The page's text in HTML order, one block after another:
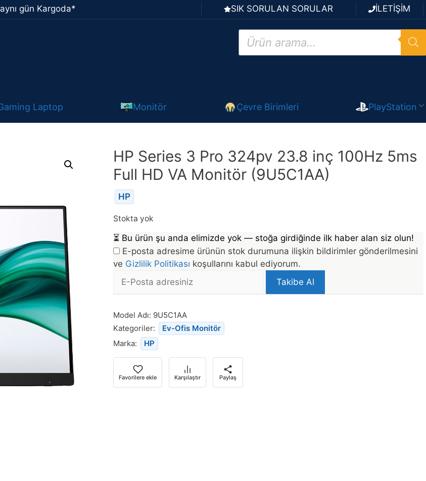
gün Kargoda* SIK SORULAN SORULAR İLETİŞİM
Products
search
Laptop Monitör Çevre Birimleri PlayStation
HP Series 3 Pro 324pv 23.8 inç 100Hz 5ms
Full HD VA Monitör (9U5C1AA)
HP
Stokta yok
⏳ Bu ürün şu anda elimizde yok — stoğa girdiğinde ilk haber alan siz olun!
E-posta adresime ürünün stok durumuna ilişkin bildirimler gönderilmesini
ve Gizlilik Politikası koşullarını kabul ediyorum.
E-
Takibe Al
ürün
stoğa
döndüğünde
bildirim
almak
için
e-
Model Adı: 9U5C1AA
Kategoriler:
Ev-Ofis Monitör
Marka:
HP
Favorilere ekle Karşılaştır Paylaş